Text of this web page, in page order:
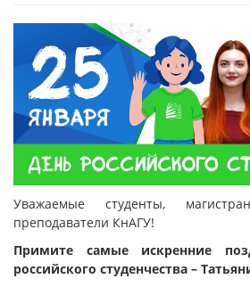
Уважаемые студенты,
преподаватели КнАГУ!
Примите самые искренние
российского студенчества –